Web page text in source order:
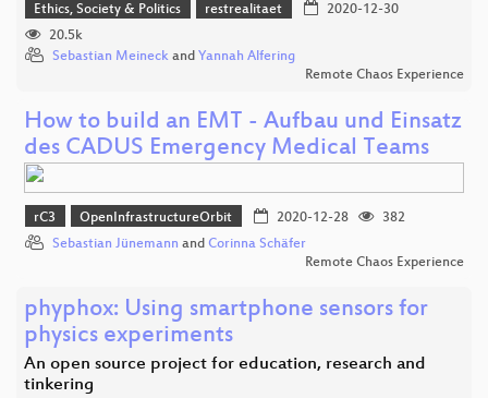
Ethics, Society & Politics restrealitaet
2020-12-30
20.5k
Sebastian Meineck and Yannah Alfering
Remote Chaos Experience
How to build an EMT - Aufbau und Einsatz
des CADUS Emergency Medical Teams
rC3 OpenInfrastructureOrbit 2020-12-28
382
Sebastian Jünemann and Corinna Schäfer
Remote Chaos Experience
phyphox: Using smartphone sensors for
physics experiments
An open source project for education, research and
tinkering